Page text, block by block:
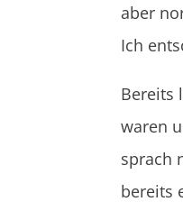
aber
Ich
Bereits
waren
sprach
bereits